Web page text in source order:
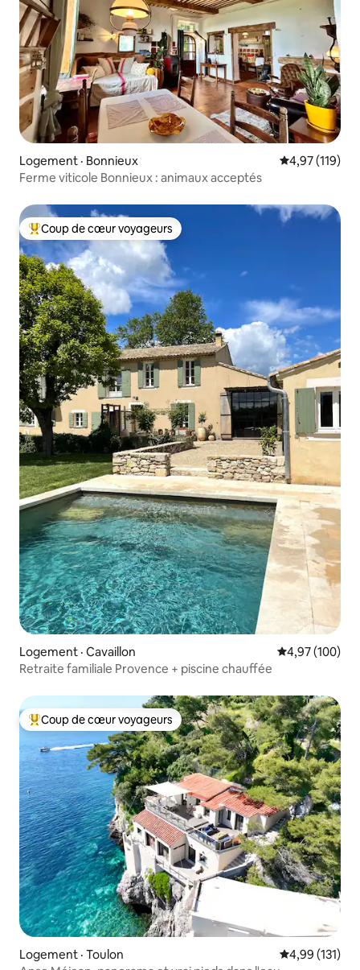
Logement · Bonnieux Note
4,97 (119)
Ferme viticole Bonnieux : animaux acceptés
Coup de cœur voyageurs parmi les plus aimés
Coup de cœur voyageurs
Logement · Cavaillon Note
4,97 (100)
Retraite familiale Provence + piscine chauffée
Coup de cœur voyageurs parmi les plus aimés
Coup de cœur voyageurs
Logement · Toulon Note
4,99 (131)